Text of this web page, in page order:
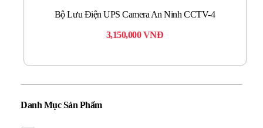
Bộ Lưu Điện UPS Camera An Ninh CCTV-4
3,150,000VNĐ
Danh Mục Sản Phẩm